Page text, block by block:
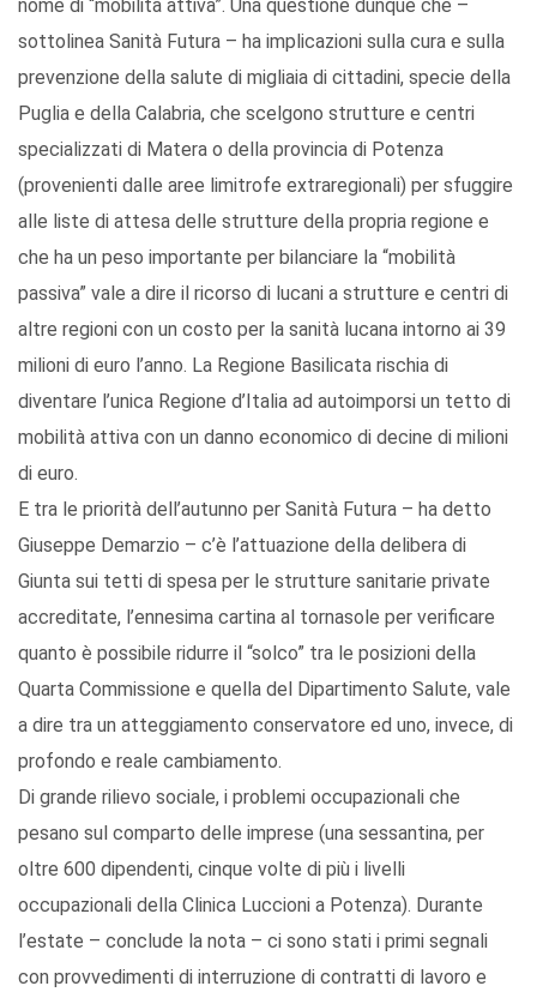
nome di “mobilità attiva”. Una questione dunque che –
sottolinea Sanità Futura – ha implicazioni sulla cura e sulla
prevenzione della salute di migliaia di cittadini, specie della
Puglia e della Calabria, che scelgono strutture e centri
specializzati di Matera o della provincia di Potenza
(provenienti dalle aree limitrofe extraregionali) per sfuggire
alle liste di attesa delle strutture della propria regione e
che ha un peso importante per bilanciare la “mobilità
passiva” vale a dire il ricorso di lucani a strutture e centri di
altre regioni con un costo per la sanità lucana intorno ai 39
milioni di euro l’anno. La Regione Basilicata rischia di
diventare l’unica Regione d’Italia ad autoimporsi un tetto di
mobilità attiva con un danno economico di decine di milioni
di euro.
E tra le priorità dell’autunno per Sanità Futura – ha detto
Giuseppe Demarzio – c’è l’attuazione della delibera di
Giunta sui tetti di spesa per le strutture sanitarie private
accreditate, l’ennesima cartina al tornasole per verificare
quanto è possibile ridurre il “solco” tra le posizioni della
Quarta Commissione e quella del Dipartimento Salute, vale
a dire tra un atteggiamento conservatore ed uno, invece, di
profondo e reale cambiamento.
Di grande rilievo sociale, i problemi occupazionali che
pesano sul comparto delle imprese (una sessantina, per
oltre 600 dipendenti, cinque volte di più i livelli
occupazionali della Clinica Luccioni a Potenza). Durante
l’estate – conclude la nota – ci sono stati i primi segnali
con provvedimenti di interruzione di contratti di lavoro e